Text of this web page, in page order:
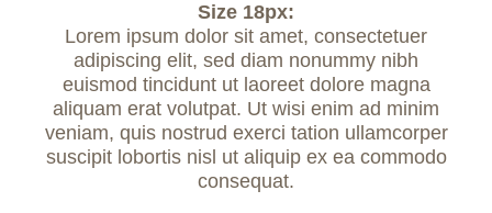
Size 18px:
Lorem ipsum dolor sit amet, consectetuer
adipiscing elit, sed diam nonummy nibh
euismod tincidunt ut laoreet dolore magna
aliquam erat volutpat. Ut wisi enim ad minim
veniam, quis nostrud exerci tation ullamcorper
suscipit lobortis nisl ut aliquip ex ea commodo
consequat.